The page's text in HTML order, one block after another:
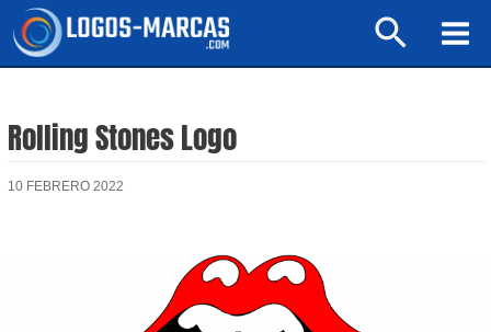
Buscar
Rolling Stones Logo
10 FEBRERO 2022